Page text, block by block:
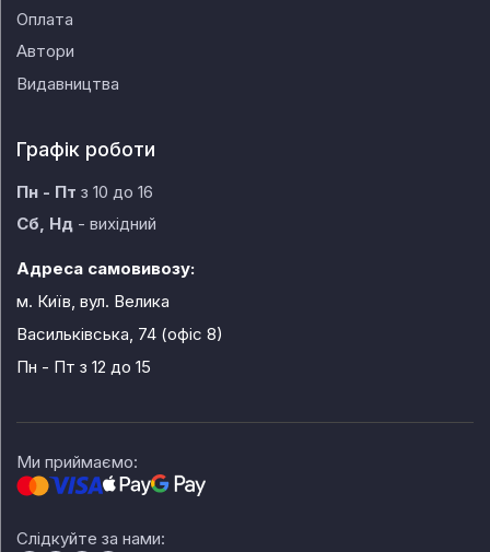
Оплата
Автори
Видавництва
Графік роботи
Пн - Пт з 10 до 16
Сб, Нд - вихідний
Адреса самовивозу:
м. Київ, вул. Велика
Васильківська, 74 (офіс 8)
Пн - Пт з 12 до 15
Ми приймаємо:
Слідкуйте за нами: